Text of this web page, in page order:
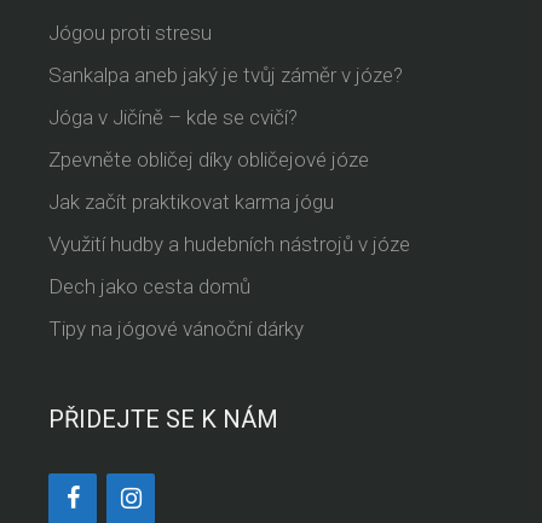
Jógou proti stresu
Sankalpa aneb jaký je tvůj záměr v józe?
Jóga v Jičíně – kde se cvičí?
Zpevněte obličej díky obličejové józe
Jak začít praktikovat karma jógu
Využití hudby a hudebních nástrojů v józe
Dech jako cesta domů
Tipy na jógové vánoční dárky
PŘIDEJTE SE K NÁM